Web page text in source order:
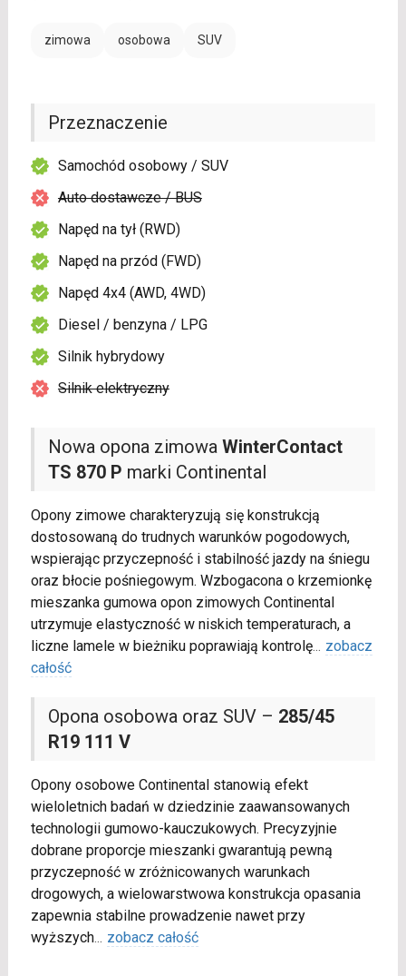
zimowa osobowa SUV
Nowa opona zimowa WinterContact
TS 870 P marki Continental
Opony zimowe charakteryzują się konstrukcją
dostosowaną do trudnych warunków pogodowych,
wspierając przyczepność i stabilność jazdy na śniegu
oraz błocie pośniegowym. Wzbogacona o krzemionkę
mieszanka gumowa opon zimowych Continental
utrzymuje elastyczność w niskich temperaturach, a
liczne lamele w bieżniku poprawiają kontrolę... zobacz
całość
Opona osobowa oraz SUV – 285/45
R19 111 V
Opony osobowe Continental stanowią efekt
wieloletnich badań w dziedzinie zaawansowanych
technologii gumowo-kauczukowych. Precyzyjnie
dobrane proporcje mieszanki gwarantują pewną
przyczepność w zróżnicowanych warunkach
drogowych, a wielowarstwowa konstrukcja opasania
zapewnia stabilne prowadzenie nawet przy
wyższych... zobacz całość
Przeznaczenie
Samochód osobowy / SUV
Auto dostawcze / BUS
Napęd na tył (RWD)
Napęd na przód (FWD)
Napęd 4x4 (AWD, 4WD)
Diesel / benzyna / LPG
Silnik hybrydowy
Silnik elektryczny